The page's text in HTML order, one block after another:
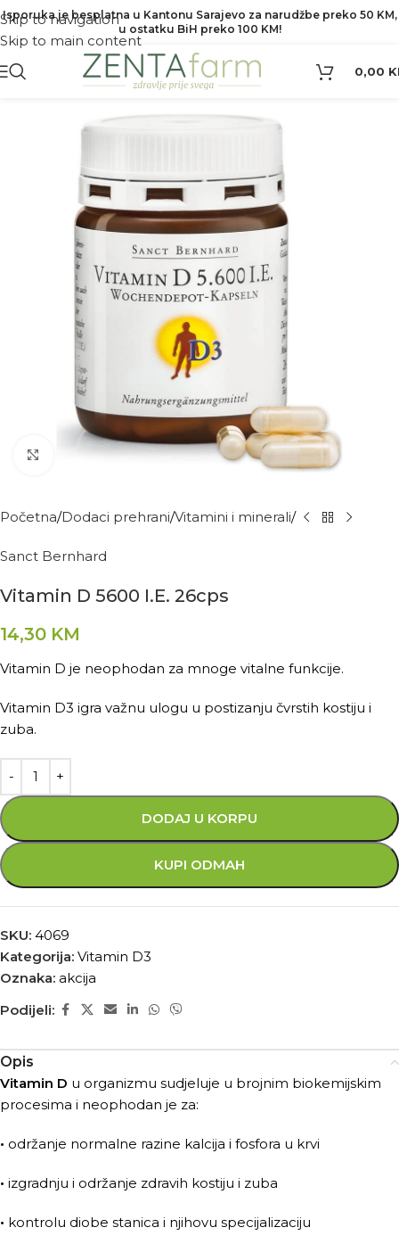
Skip to navigation
Skip to main content
Isporuka je besplatna u Kantonu Sarajevo za narudžbe preko 50 KM,
u ostatku BiH preko 100 KM!
0,00
Kliknite za povećanje
Početna Dodaci prehrani Vitamini i minerali
Sanct Bernhard
Vitamin D 5600 I.E. 26cps
14,30 KM
Vitamin D je neophodan za mnoge vitalne funkcije.
Vitamin D3 igra važnu ulogu u postizanju čvrstih kostiju i
zuba.
DODAJ U KORPU
KUPI ODMAH
SKU: 4069
Kategorija: Vitamin D3
Oznaka: akcija
Podijeli:
Opis
Vitamin D u organizmu sudjeluje u brojnim biokemijskim
procesima i neophodan je za:
• održanje normalne razine kalcija i fosfora u krvi
• izgradnju i održanje zdravih kostiju i zuba
• kontrolu diobe stanica i njihovu specijalizaciju